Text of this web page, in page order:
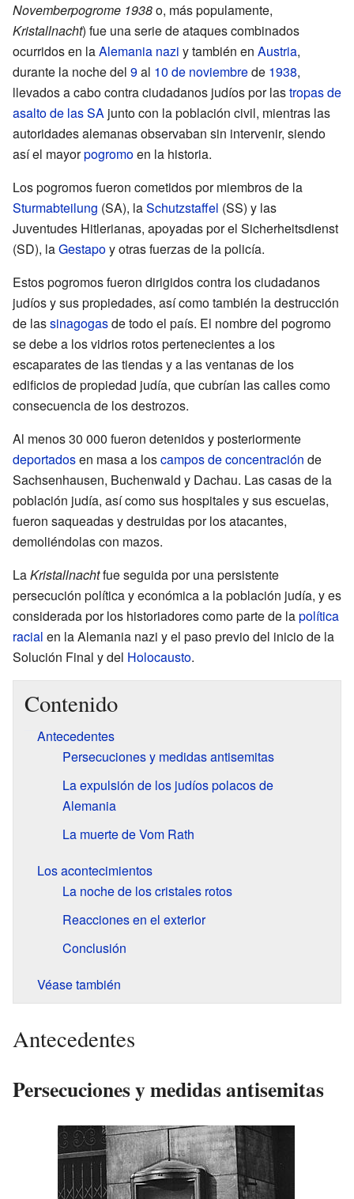
Novemberpogrome 1938o, más populamente,
Kristallnacht) fue una serie de ataques combinados
ocurridos en laAlemania nazi y también en Austria,
durante la noche del 9al 10 de noviembrede 1938,
llevados a cabo contra ciudadanos judíos por lastropas de
asalto de las SA junto con la población civil, mientras las
autoridades alemanas observaban sin intervenir, siendo
así el mayorpogromoen la historia.
Los pogromos fueron cometidos por miembros de la
Sturmabteilung (SA), laSchutzstaffel (SS) y las
Juventudes Hitlerianas, apoyadas por el Sicherheitsdienst
(SD), laGestapoy otras fuerzas de la policía.
Estos pogromos fueron dirigidos contra los ciudadanos
judíos y sus propiedades, así como también la destrucción
de lassinagogasde todo el país. El nombre del pogromo
se debe a los vidrios rotos pertenecientes a los
escaparates de las tiendas y a las ventanas de los
edificios de propiedad judía, que cubrían las calles como
consecuencia de los destrozos.
Al menos 30 000 fueron detenidos y posteriormente
deportadosen masa a loscampos de concentración de
Sachsenhausen, Buchenwald y Dachau. Las casas de la
población judía, así como sus hospitales y sus escuelas,
fueron saqueadas y destruidas por los atacantes,
demoliéndolas con mazos.
LaKristallnachtfue seguida por una persistente
persecución política y económica a la población judía, y es
considerada por los historiadores como parte de lapolítica
racial en la Alemania nazi y el paso previo del inicio de la
Solución Final y del Holocausto.
Contenido
Antecedentes
Persecuciones y medidas antisemitas
La expulsión de los judíos polacos de
Alemania
La muerte de Vom Rath
Los acontecimientos
La noche de los cristales rotos
Reacciones en el exterior
Conclusión
Véase también
Antecedentes
Persecuciones y medidas antisemitas